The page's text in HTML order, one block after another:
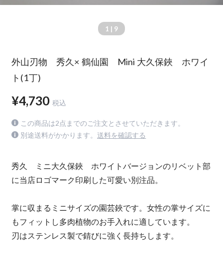
1 | 9
外山刃物 秀久× 鶴仙園 Mini 大久保鋏 ホワイ
ト(1丁)
¥4,730 税込
この商品は2点までのご注文とさせていただきます。
別途送料がかかります。 送料を確認する
秀久 ミニ大久保鋏 ホワイトバージョンのリベット部
に当店ロゴマーク印刷した可愛い別注品。
掌に収まるミニサイズの園芸鋏です。女性の掌サイズに
もフィットし多肉植物のお手入れに適しています。
刃はステンレス製で錆びに強く長持ちします。